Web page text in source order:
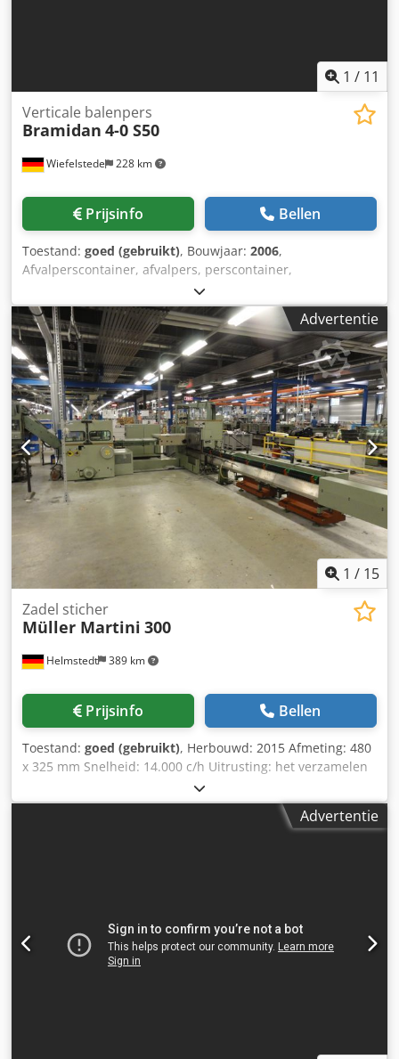
1 / 11
Wiefelstede 228 km
Verticale balenpers
Bramidan 4-0 S50
Prijsinfo Bellen
Toestand: goed (gebruikt), Bouwjaar: 2006,
Afvalperscontainer, afvalpers, perscontainer,
afvalcontainer, zelfpersende container, afvalpers,
papierperscontainer, papiercontainer, kastpers, verticale
balenpers -Fabrikant: Bramidan, kastpers/verticale
balenpers -Type: 4-0 S50 KBP PES243768-2 -
Aandrijvingsvermogen: 5,5 kW -Perskracht: 50 t -
Vulopening (BxH): 1350 x 760 mm -Balenuitwerpinrichting:
baalmaatafmeting 1200x800x1100 mm Chsdpfjxnb Nysx
Acfja -Transportafmetingen: 1400/2040/h2880 mm (pers
kan voor transport neergelegd worden) -Gewicht: 2750 kg
Advertentie
1 / 15
Helmstedt 389 km
Zadel sticher
Müller Martini 300
Prijsinfo Bellen
Toestand: goed (gebruikt), Herbouwd: 2015 Afmeting: 480
x 325 mm Snelheid: 14.000 c/h Uitrusting: het verzamelen
van keten & feeder: • 7 station verzamelen track & keten • 6
feeders 345 • 1 dekking map feeder 1528 Stitching eenheid
& trimmer: • stitching eenheid 300 • 2 stiksels aan het
Advertentie